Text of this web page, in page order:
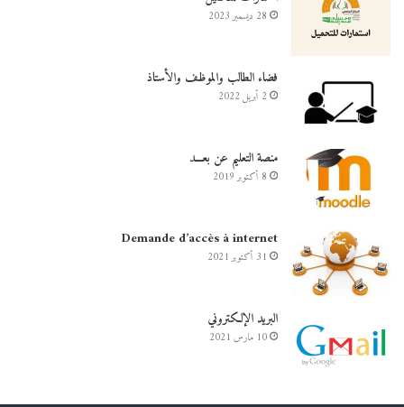
28 ديسمبر 2023
فضاء الطالب والموظف والأستاذ
2 أبريل 2022
منصة التعليم عن بعـــد
8 أكتوبر 2019
Demande d’accès à internet
31 أكتوبر 2021
البريد الإلكتروني
10 مارس 2021